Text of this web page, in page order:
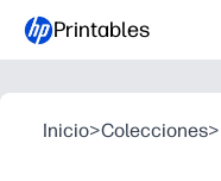
Printables
Inicio>Colecciones>